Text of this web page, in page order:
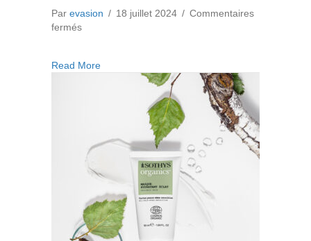
Par evasion / 18 juillet 2024 / Commentaires
ferméssur
d’Eclat
Read Moreabout Masque Sublimateur d’Eclat